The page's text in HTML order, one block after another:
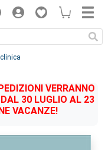
VERRANNO
30 LUGLIO AL 23
VACANZE!